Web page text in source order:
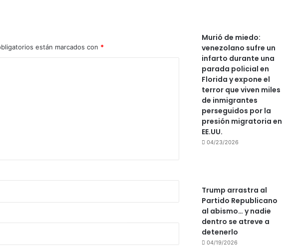
están marcados con *
Murió de miedo:
venezolano sufre un
infarto durante una
parada policial en
Florida y expone el
terror que viven miles
de inmigrantes
perseguidos por la
presión migratoria en
EE.UU.
04/23/2026
Trump arrastra al
Partido Republicano
al abismo… y nadie
dentro se atreve a
detenerlo
04/19/2026